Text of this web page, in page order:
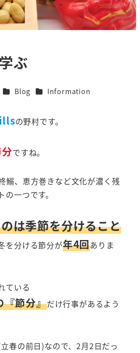
ぶ
カテゴリー
Blog カテゴリー
Information
の野村です。
ですね。
鰯、恵方巻きなど文化が濃く残
一つです。
は季節を分けること
を分ける節分が年4回ありま
ている
『節分』だけ行事があるよう
春の前日)なので、2月2日だっ